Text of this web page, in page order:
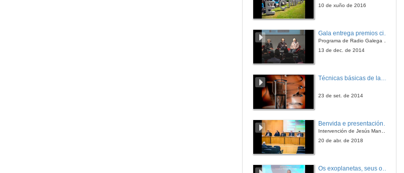
10 de xuño de 2016
Programa de Radio Galega "Efervescencia"
13 de dec. de 2014
Técnicas básicas de laboratorio aplicadas á bioloxía
23 de set. de 2014
Intervención de Jesús Manuel Míguez, Decano da Facultade de Bioloxía
20 de abr. de 2018
Os exoplanetas, seus océanos e a búsqueda de vida neles.